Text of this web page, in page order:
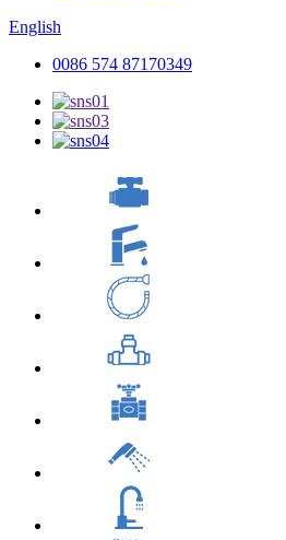
English
0086 574 87170349